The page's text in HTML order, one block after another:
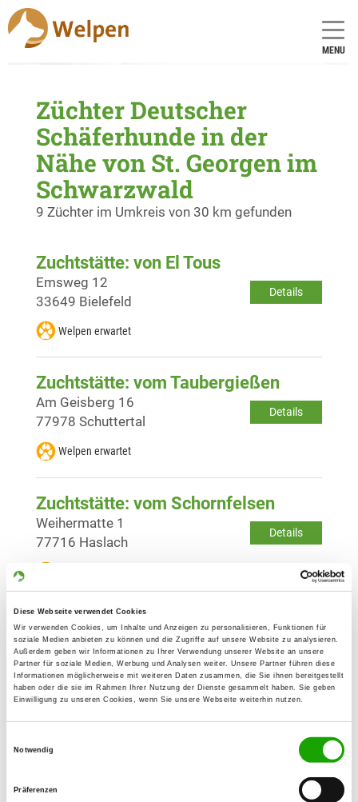
Diese Webseite verwendet Cookies
Wir verwenden Cookies, um Inhalte und Anzeigen zu personalisieren, Funktionen für
soziale Medien anbieten zu können und die Zugriffe auf unsere Website zu analysieren.
Außerdem geben wir Informationen zu Ihrer Verwendung unserer Website an unsere
Partner für soziale Medien, Werbung und Analysen weiter. Unsere Partner führen diese
Informationen möglicherweise mit weiteren Daten zusammen, die Sie ihnen bereitgestellt
haben oder die sie im Rahmen Ihrer Nutzung der Dienste gesammelt haben. Sie geben
Einwilligung zu unseren Cookies, wenn Sie unsere Webseite weiterhin nutzen.
Notwendig
Präferenzen
MENU
Züchter Deutscher
Schäferhunde in der
Nähe von St. Georgen im
Schwarzwald
9 Züchter im Umkreis von 30 km gefunden
Zuchtstätte: von El Tous
Details
Emsweg 12
33649 Bielefeld
Welpen erwartet
Zuchtstätte: vom Taubergießen
Details
Am Geisberg 16
77978 Schuttertal
Welpen erwartet
Zuchtstätte: vom Schornfelsen
Details
Weihermatte 1
77716 Haslach
Zuchtstätte: vom White Canyon
Details
Weissengraben 1
77978 Schuttertal
Welpen erwartet
Zuchtstätte: vom Natzental